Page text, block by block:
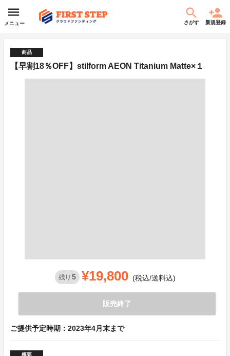
メニュー さがす 新規登録
商品
【早割18％OFF】stilform AEON Titanium Matte×１
残り 5 ¥19,800 (税込/送料込)
販売終了
ご提供予定時期：2023年4月末まで
概要